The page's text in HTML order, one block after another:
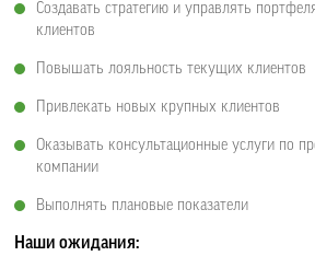
Создавать стратегию и управлять
клиентов
Повышать лояльность текущих клиентов
Привлекать новых крупных клиентов
Оказывать консультационные услуги по
компании
Выполнять плановые показатели
Наши ожидания: